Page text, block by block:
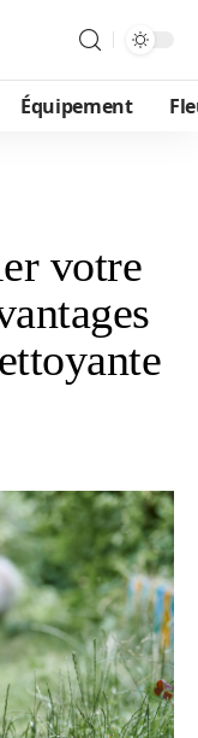
Équipement
votre